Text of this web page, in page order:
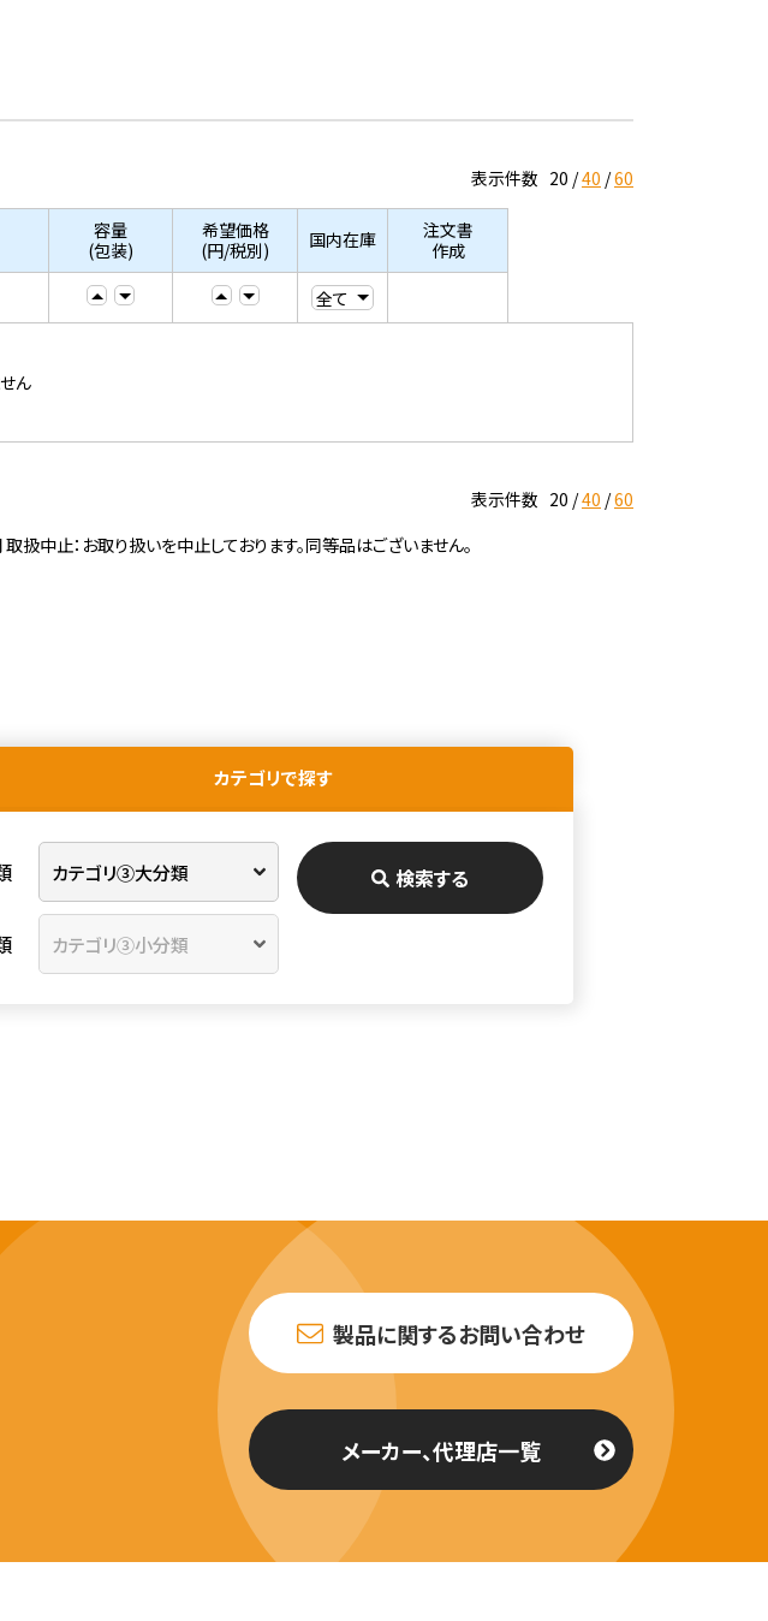
表示件数 20 40 60
容量
(包装)
希望価格
(円/税別)
国内在庫
注文書
作成
ん
表示件数 20 40 60
止：お取り扱いを中止しております。同等品はございません。
カテゴリで探す
検索する
製品に関するお問い合わせ
メーカー、代理店一覧